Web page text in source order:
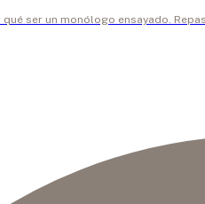
ser un monólogo ensayado.